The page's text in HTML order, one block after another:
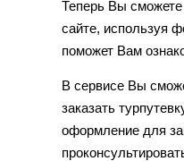
Теперь Вы сможете
сайте, используя
поможет Вам
В сервисе Вы
заказать
оформление для